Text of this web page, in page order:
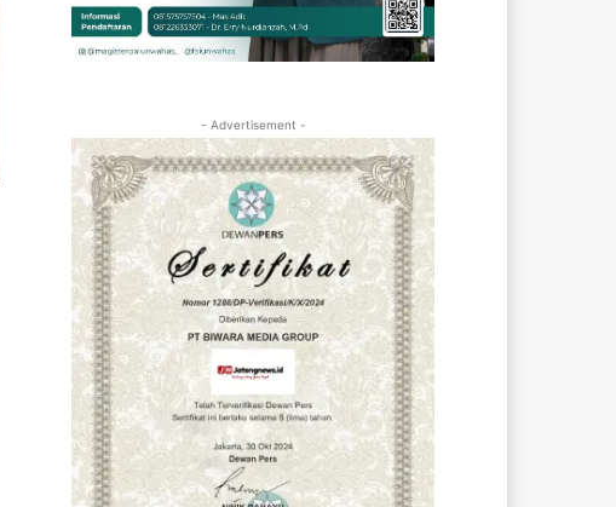
- Advertisement -